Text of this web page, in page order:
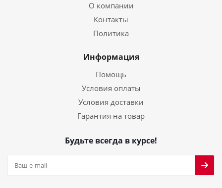
О компании
Контакты
Политика
Информация
Помощь
Условия оплаты
Условия доставки
Гарантия на товар
Будьте всегда в курсе!